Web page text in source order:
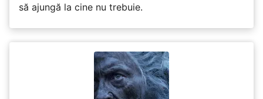
să ajungă la cine nu trebuie.